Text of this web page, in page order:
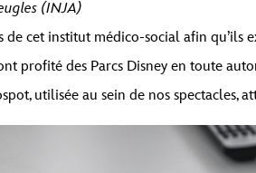
(INJA)
cet institut médico-social afin qu’ils
profité des Parcs Disney en toute
, utilisée au sein de nos spectacles,